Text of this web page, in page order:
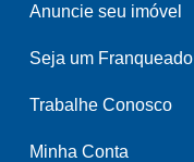
Anuncie seu imóvel
Seja um Franqueado
Trabalhe Conosco
Minha Conta